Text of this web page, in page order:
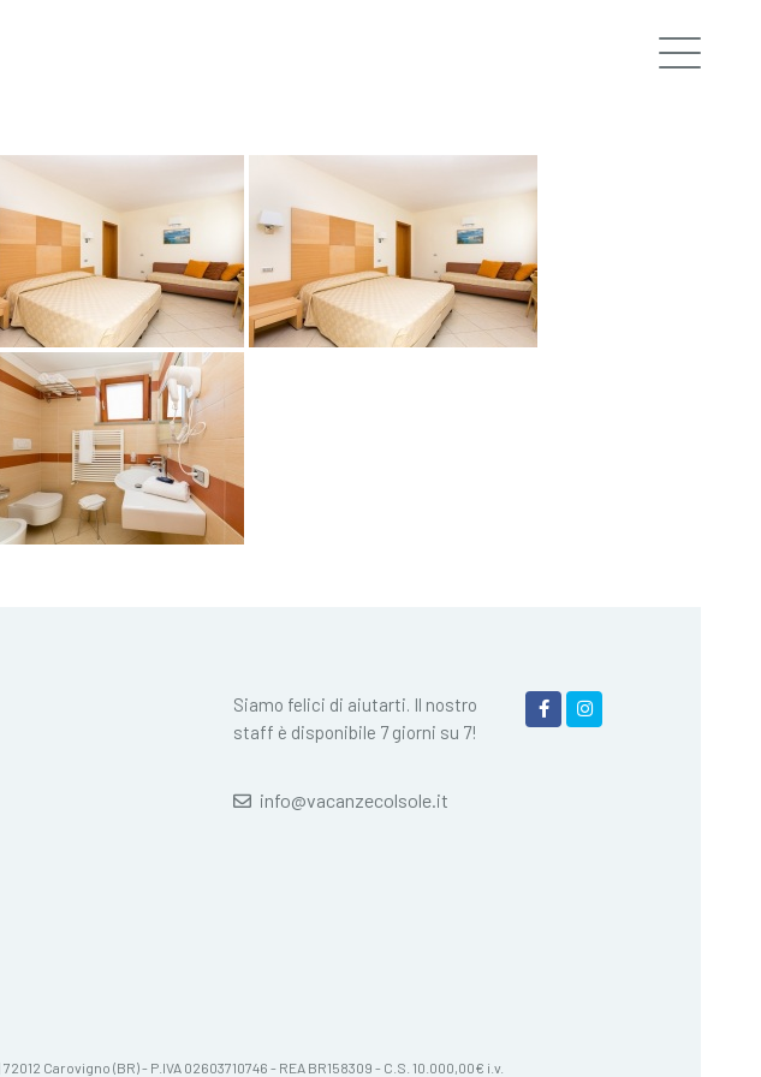
Siamo felici di aiutarti. Il nostro
staff è disponibile 7 giorni su 7!
info@vacanzecolsole.it
Carovigno (BR) - P.IVA 02603710746 - REA BR158309 - C.S. 10.000,00€ i.v.